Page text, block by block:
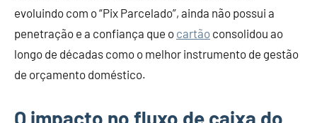
evoluindo com o “Pix Parcelado”, ainda não possui a
penetração e a confiança que o cartão consolidou ao
longo de décadas como o melhor instrumento de gestão
de orçamento doméstico.
O impacto no fluxo de caixa do